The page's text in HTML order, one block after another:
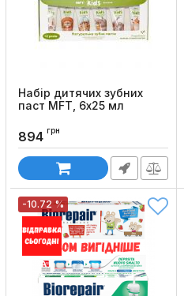
Набір дитячих зубних
паст MFT, 6х25 мл
894 грн
-10.72 %